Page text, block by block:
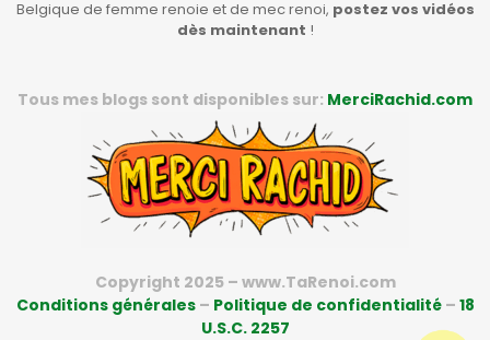
Belgique de femme renoie et de mec renoi, postez vos vidéos
dès maintenant !
Tous mes blogs sont disponibles sur: MerciRachid.com
Copyright 2025 – www.TaRenoi.com
Conditions générales– Politique de confidentialité– 18
U.S.C. 2257